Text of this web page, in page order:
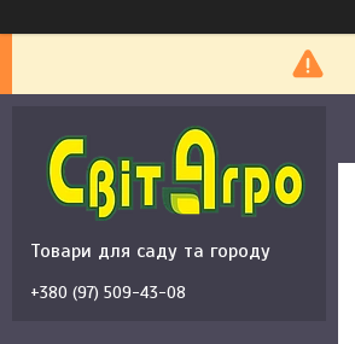
Товари для саду та городу
+380 (97) 509-43-08